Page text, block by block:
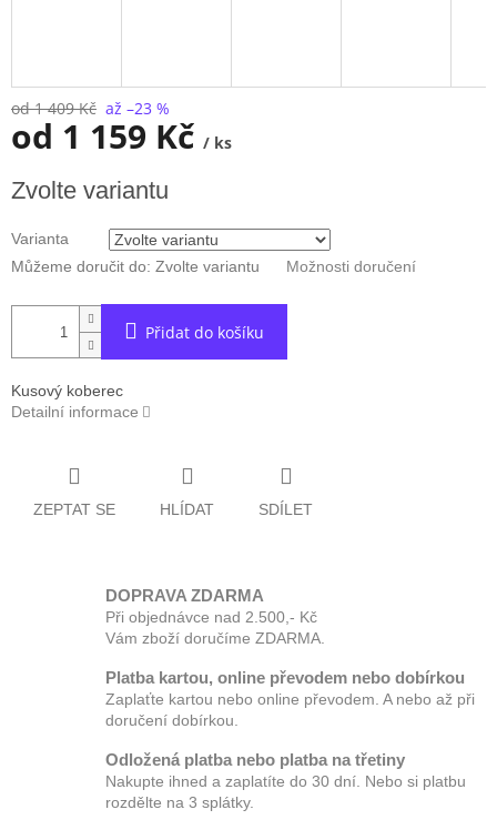
od 1 409 Kč až –23 %
od 1 159 Kč / ks
cena:
Zvolte variantu
Varianta
Můžeme doručit do: Zvolte variantu Možnosti doručení
Přidat do košíku
Kusový koberec
Detailní informace
ZEPTAT SE HLÍDAT SDÍLET
DOPRAVA ZDARMA
Při objednávce nad 2.500,- Kč
Vám zboží doručíme ZDARMA.
Platba kartou, online převodem nebo dobírkou
Zaplaťte kartou nebo online převodem. A nebo až při
doručení dobírkou.
Odložená platba nebo platba na třetiny
Nakupte ihned a zaplatíte do 30 dní. Nebo si platbu
rozdělte na 3 splátky.